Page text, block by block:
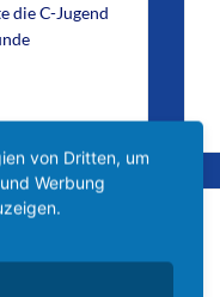
die C-Jugend
von Dritten, um
Werbung